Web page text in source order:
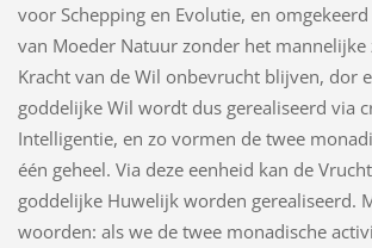
voor Schepping en Evolutie, en
van Moeder Natuur zonder het mannelijke
Kracht van de Wil onbevrucht blijven, dor
goddelijke Wil wordt dus gerealiseerd via
Intelligentie, en zo vormen de twee
één geheel. Via deze eenheid kan de
goddelijke Huwelijk worden gerealiseerd.
woorden: als we de twee monadische